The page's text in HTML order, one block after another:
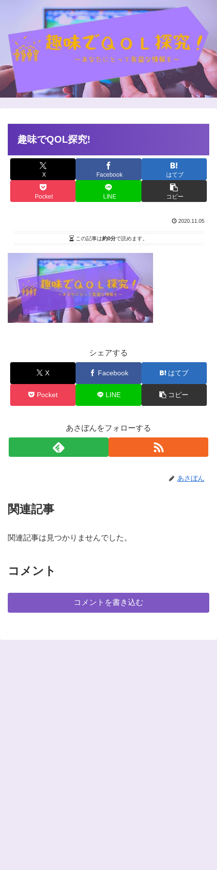
趣味でQOL探究!
X Facebook はてブ
Pocket LINE コピー
2020.11.05
この記事は約0分で読めます。
シェアする
X Facebook はてブ
Pocket LINE コピー
あさぼんをフォローする
あさぼん
関連記事
関連記事は見つかりませんでした。
コメント
コメントを書き込む